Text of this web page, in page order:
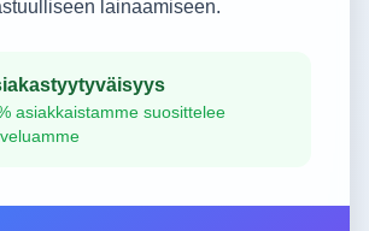
lainaamiseen.
asiakkaistamme suosittelee